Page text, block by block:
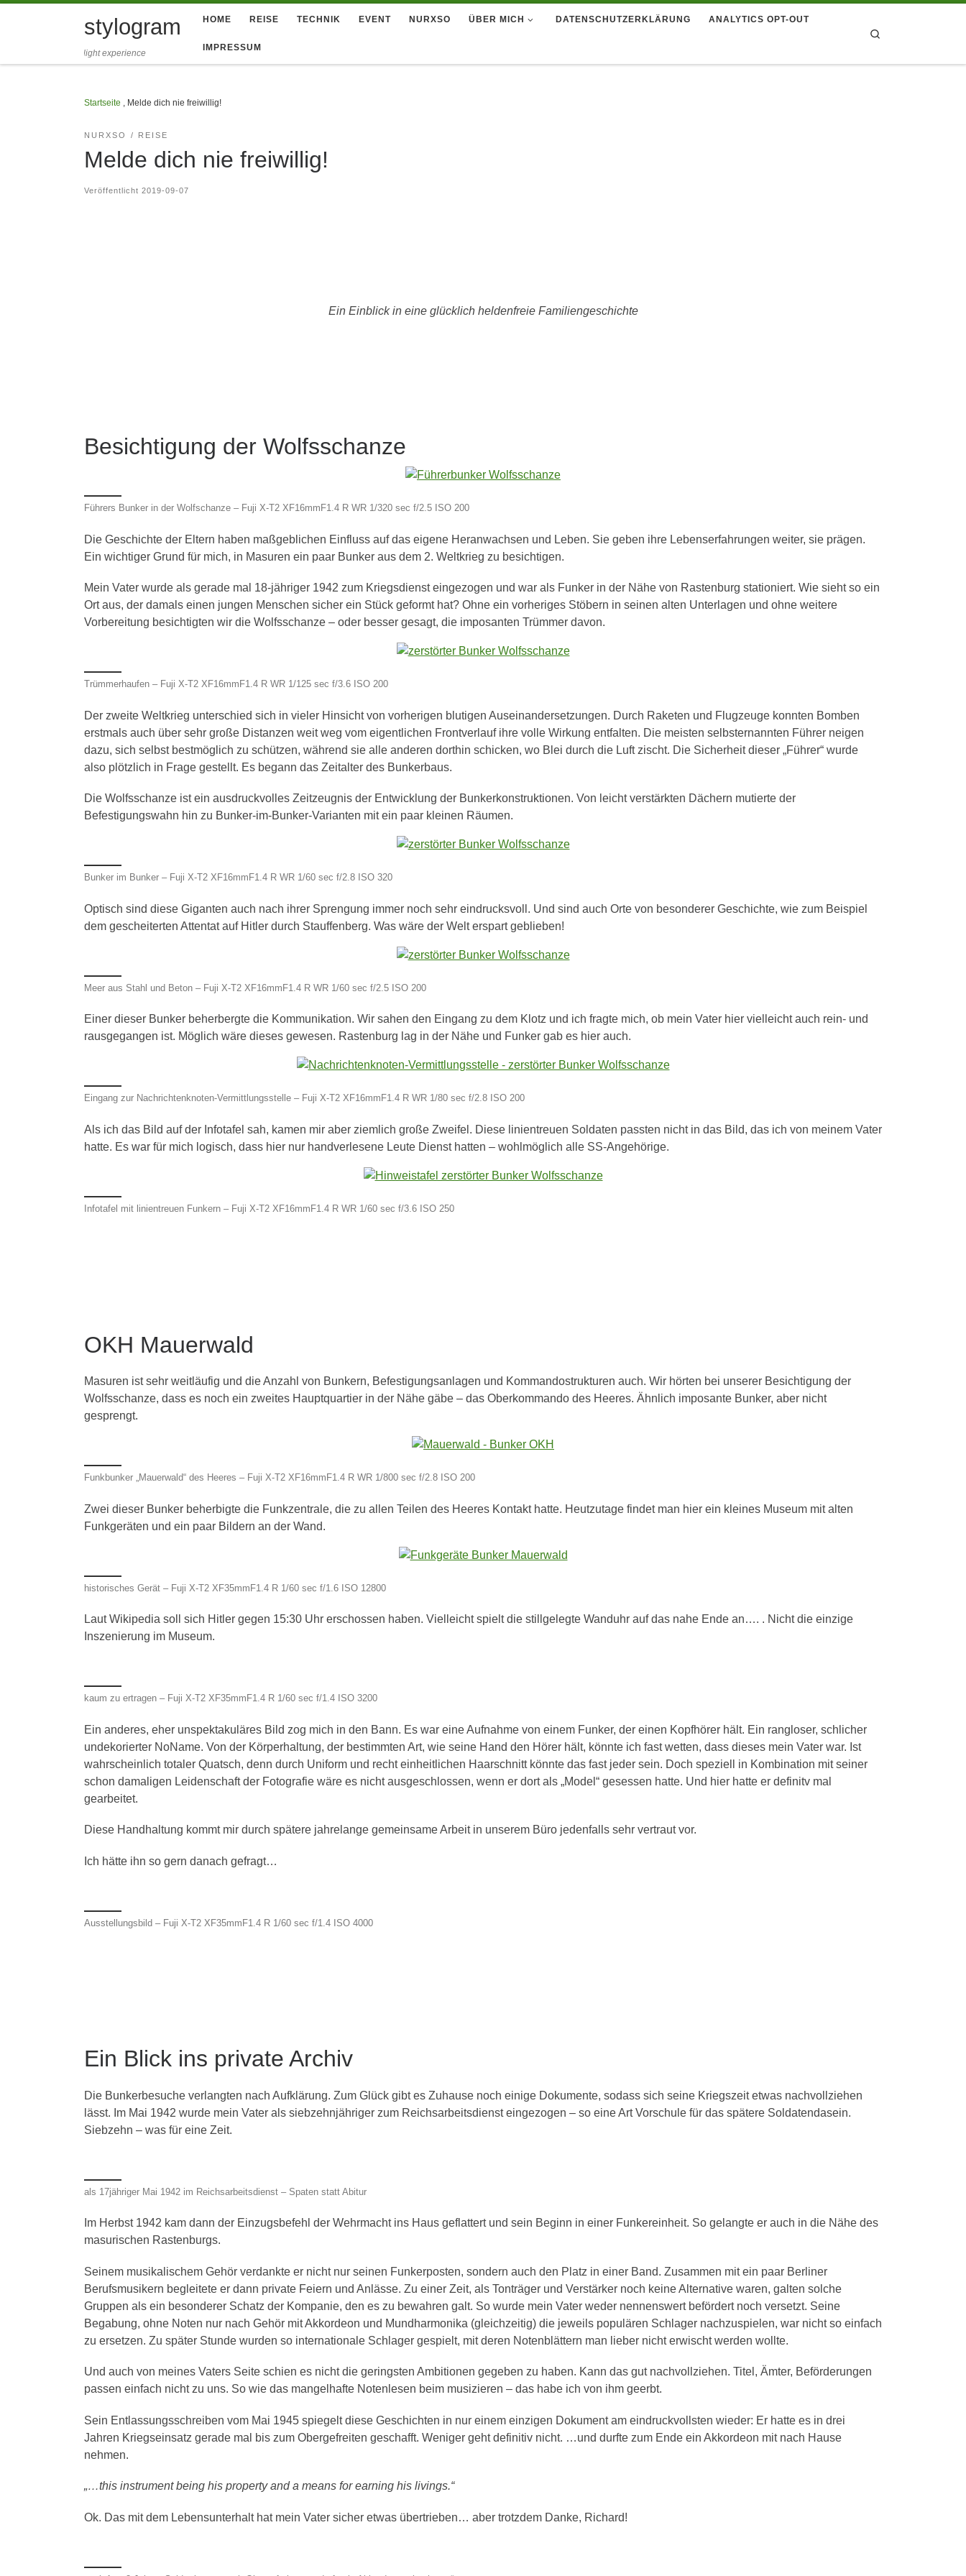
Zum Inhalt springenstylogram
light experience
HOME REISE TECHNIK EVENT NURXSO ÜBER MICH DATENSCHUTZERKLÄRUNG ANALYTICS OPT-OUT
IMPRESSUM
Startseite Melde dich nie freiwillig!
NURXSO REISE
Melde dich nie freiwillig!
Veröffentlicht 2019-09-07
Ein Einblick in eine glücklich heldenfreie Familiengeschichte
Besichtigung der Wolfsschanze
Führers Bunker in der Wolfschanze – Fuji X-T2 XF16mmF1.4 R WR 1/320 sec f/2.5 ISO 200
Die Geschichte der Eltern haben maßgeblichen Einfluss auf das eigene Heranwachsen und Leben. Sie geben ihre Lebenserfahrungen weiter, sie prägen.
Ein wichtiger Grund für mich, in Masuren ein paar Bunker aus dem 2. Weltkrieg zu besichtigen.
Mein Vater wurde als gerade mal 18-jähriger 1942 zum Kriegsdienst eingezogen und war als Funker in der Nähe von Rastenburg stationiert. Wie sieht so ein
Ort aus, der damals einen jungen Menschen sicher ein Stück geformt hat? Ohne ein vorheriges Stöbern in seinen alten Unterlagen und ohne weitere
Vorbereitung besichtigten wir die Wolfsschanze – oder besser gesagt, die imposanten Trümmer davon.
Trümmerhaufen – Fuji X-T2 XF16mmF1.4 R WR 1/125 sec f/3.6 ISO 200
Der zweite Weltkrieg unterschied sich in vieler Hinsicht von vorherigen blutigen Auseinandersetzungen. Durch Raketen und Flugzeuge konnten Bomben
erstmals auch über sehr große Distanzen weit weg vom eigentlichen Frontverlauf ihre volle Wirkung entfalten. Die meisten selbsternannten Führer neigen
dazu, sich selbst bestmöglich zu schützen, während sie alle anderen dorthin schicken, wo Blei durch die Luft zischt. Die Sicherheit dieser „Führer“ wurde
also plötzlich in Frage gestellt. Es begann das Zeitalter des Bunkerbaus.
Die Wolfsschanze ist ein ausdruckvolles Zeitzeugnis der Entwicklung der Bunkerkonstruktionen. Von leicht verstärkten Dächern mutierte der
Befestigungswahn hin zu Bunker-im-Bunker-Varianten mit ein paar kleinen Räumen.
Bunker im Bunker – Fuji X-T2 XF16mmF1.4 R WR 1/60 sec f/2.8 ISO 320
Optisch sind diese Giganten auch nach ihrer Sprengung immer noch sehr eindrucksvoll. Und sind auch Orte von besonderer Geschichte, wie zum Beispiel
dem gescheiterten Attentat auf Hitler durch Stauffenberg. Was wäre der Welt erspart geblieben!
Meer aus Stahl und Beton – Fuji X-T2 XF16mmF1.4 R WR 1/60 sec f/2.5 ISO 200
Einer dieser Bunker beherbergte die Kommunikation. Wir sahen den Eingang zu dem Klotz und ich fragte mich, ob mein Vater hier vielleicht auch rein- und
rausgegangen ist. Möglich wäre dieses gewesen. Rastenburg lag in der Nähe und Funker gab es hier auch.
Eingang zur Nachrichtenknoten-Vermittlungsstelle – Fuji X-T2 XF16mmF1.4 R WR 1/80 sec f/2.8 ISO 200
Als ich das Bild auf der Infotafel sah, kamen mir aber ziemlich große Zweifel. Diese linientreuen Soldaten passten nicht in das Bild, das ich von meinem Vater
hatte. Es war für mich logisch, dass hier nur handverlesene Leute Dienst hatten – wohlmöglich alle SS-Angehörige.
Infotafel mit linientreuen Funkern – Fuji X-T2 XF16mmF1.4 R WR 1/60 sec f/3.6 ISO 250
OKH Mauerwald
Masuren ist sehr weitläufig und die Anzahl von Bunkern, Befestigungsanlagen und Kommandostrukturen auch. Wir hörten bei unserer Besichtigung der
Wolfsschanze, dass es noch ein zweites Hauptquartier in der Nähe gäbe – das Oberkommando des Heeres. Ähnlich imposante Bunker, aber nicht
gesprengt.
Funkbunker „Mauerwald“ des Heeres – Fuji X-T2 XF16mmF1.4 R WR 1/800 sec f/2.8 ISO 200
Zwei dieser Bunker beherbigte die Funkzentrale, die zu allen Teilen des Heeres Kontakt hatte. Heutzutage findet man hier ein kleines Museum mit alten
Funkgeräten und ein paar Bildern an der Wand.
historisches Gerät – Fuji X-T2 XF35mmF1.4 R 1/60 sec f/1.6 ISO 12800
Laut Wikipedia soll sich Hitler gegen 15:30 Uhr erschossen haben. Vielleicht spielt die stillgelegte Wanduhr auf das nahe Ende an…. . Nicht die einzige
Inszenierung im Museum.
kaum zu ertragen – Fuji X-T2 XF35mmF1.4 R 1/60 sec f/1.4 ISO 3200
Ein anderes, eher unspektakuläres Bild zog mich in den Bann. Es war eine Aufnahme von einem Funker, der einen Kopfhörer hält. Ein rangloser, schlicher
undekorierter NoName. Von der Körperhaltung, der bestimmten Art, wie seine Hand den Hörer hält, könnte ich fast wetten, dass dieses mein Vater war. Ist
wahrscheinlich totaler Quatsch, denn durch Uniform und recht einheitlichen Haarschnitt könnte das fast jeder sein. Doch speziell in Kombination mit seiner
schon damaligen Leidenschaft der Fotografie wäre es nicht ausgeschlossen, wenn er dort als „Model“ gesessen hatte. Und hier hatte er definitv mal
gearbeitet.
Diese Handhaltung kommt mir durch spätere jahrelange gemeinsame Arbeit in unserem Büro jedenfalls sehr vertraut vor.
Ich hätte ihn so gern danach gefragt…
Ausstellungsbild – Fuji X-T2 XF35mmF1.4 R 1/60 sec f/1.4 ISO 4000
Ein Blick ins private Archiv
Die Bunkerbesuche verlangten nach Aufklärung. Zum Glück gibt es Zuhause noch einige Dokumente, sodass sich seine Kriegszeit etwas nachvollziehen
lässt. Im Mai 1942 wurde mein Vater als siebzehnjähriger zum Reichsarbeitsdienst eingezogen – so eine Art Vorschule für das spätere Soldatendasein.
Siebzehn – was für eine Zeit.
als 17jähriger Mai 1942 im Reichsarbeitsdienst – Spaten statt Abitur
Im Herbst 1942 kam dann der Einzugsbefehl der Wehrmacht ins Haus geflattert und sein Beginn in einer Funkereinheit. So gelangte er auch in die Nähe des
masurischen Rastenburgs.
Seinem musikalischem Gehör verdankte er nicht nur seinen Funkerposten, sondern auch den Platz in einer Band. Zusammen mit ein paar Berliner
Berufsmusikern begleitete er dann private Feiern und Anlässe. Zu einer Zeit, als Tonträger und Verstärker noch keine Alternative waren, galten solche
Gruppen als ein besonderer Schatz der Kompanie, den es zu bewahren galt. So wurde mein Vater weder nennenswert befördert noch versetzt. Seine
Begabung, ohne Noten nur nach Gehör mit Akkordeon und Mundharmonika (gleichzeitig) die jeweils populären Schlager nachzuspielen, war nicht so einfach
zu ersetzen. Zu später Stunde wurden so internationale Schlager gespielt, mit deren Notenblättern man lieber nicht erwischt werden wollte.
Und auch von meines Vaters Seite schien es nicht die geringsten Ambitionen gegeben zu haben. Kann das gut nachvollziehen. Titel, Ämter, Beförderungen
passen einfach nicht zu uns. So wie das mangelhafte Notenlesen beim musizieren – das habe ich von ihm geerbt.
Sein Entlassungsschreiben vom Mai 1945 spiegelt diese Geschichten in nur einem einzigen Dokument am eindruckvollsten wieder: Er hatte es in drei
Jahren Kriegseinsatz gerade mal bis zum Obergefreiten geschafft. Weniger geht definitiv nicht. …und durfte zum Ende ein Akkordeon mit nach Hause
nehmen.
„…this instrument being his property and a means for earning his livings.“
Ok. Das mit dem Lebensunterhalt hat mein Vater sicher etwas übertrieben… aber trotzdem Danke, Richard!